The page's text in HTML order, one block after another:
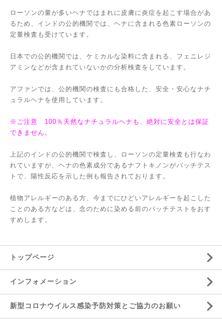
ローソンの量が多いヘナではまれに皮膚に炎症を起こす場合があ
るため、インドの公的機関では、ヘナに含まれる色素ローソンの
定量検査も受けています。
日本での公的機関では、ケミカルな染料に含まれる、フェニレジ
アミンなどが含まれていないかの分析検査をしています。
アファンでは、公的機関の検査にも合格した、安全・安心なナチ
ュラルヘナを使用しています。
※ご注意 100％天然なナチュラルヘナも、絶対に安全とは保証
できません。
上記のインドの公的機関で検査し、ローソンの定量検査も行なわ
れていますが、ヘナの色素成分であるナフトキノンがパッチテス
トで、陽性反応を示した例も報告されております。
植物アレルギーのある方、今までにひどいアレルギーを起こした
ことのある方などは、念のために染める前のパッチテストをおす
すめします。
トップページ
インフォメーション
新型コロナウイルス感染予防対策とご協力のお願い